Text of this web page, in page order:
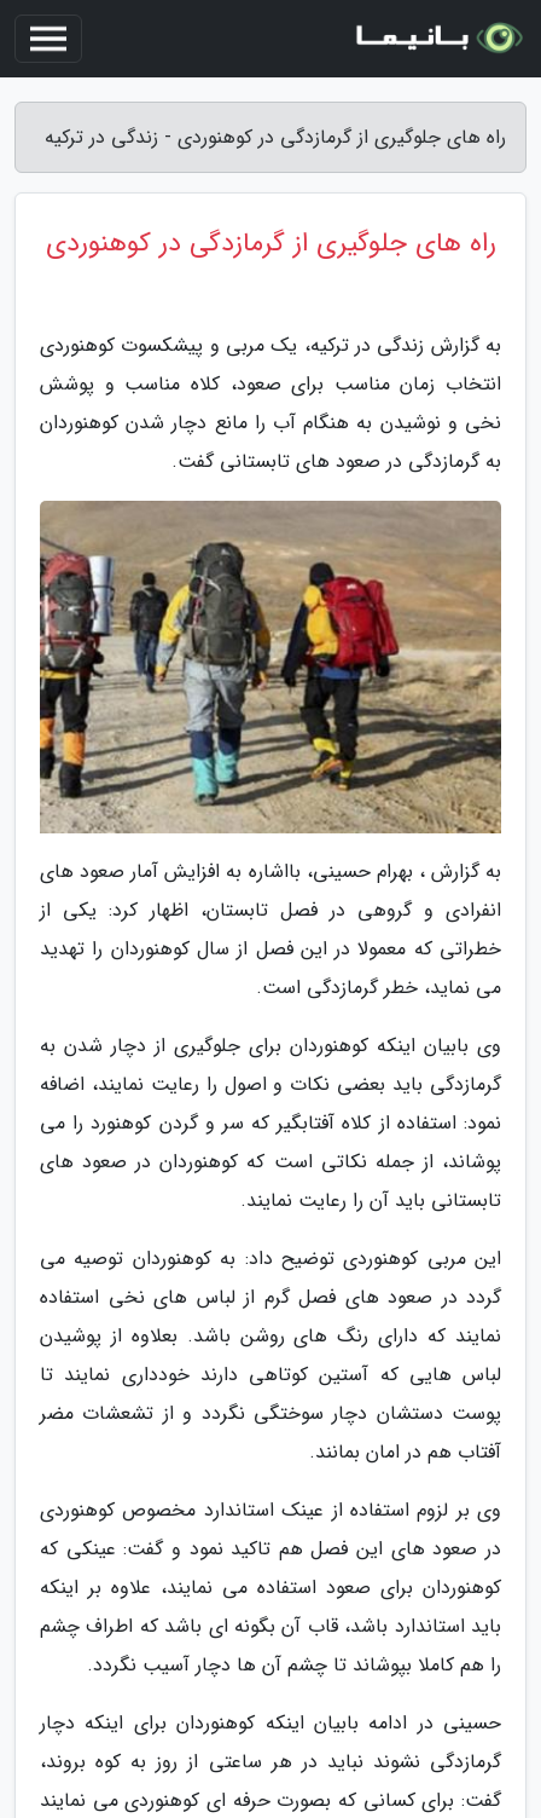
راه های جلوگیری از گرمازدگی در کوهنوردی - زندگی در ترکیه
راه های جلوگیری از گرمازدگی در کوهنوردی
به گزارش زندگی در ترکیه، یک مربی و پیشکسوت کوهنوردی
انتخاب زمان مناسب برای صعود، کلاه مناسب و پوشش
نخی و نوشیدن به هنگام آب را مانع دچار شدن کوهنوردان
به گرمازدگی در صعود های تابستانی گفت.
به گزارش ، بهرام حسینی، بااشاره به افزایش آمار صعود های
انفرادی و گروهی در فصل تابستان، اظهار کرد: یکی از
خطراتی که معمولا در این فصل از سال کوهنوردان را تهدید
می نماید، خطر گرمازدگی است.
وی بابیان اینکه کوهنوردان برای جلوگیری از دچار شدن به
گرمازدگی باید بعضی نکات و اصول را رعایت نمایند، اضافه
نمود: استفاده از کلاه آفتابگیر که سر و گردن کوهنورد را می
پوشاند، از جمله نکاتی است که کوهنوردان در صعود های
تابستانی باید آن را رعایت نمایند.
این مربی کوهنوردی توضیح داد: به کوهنوردان توصیه می
گردد در صعود های فصل گرم از لباس های نخی استفاده
نمایند که دارای رنگ های روشن باشد. بعلاوه از پوشیدن
لباس هایی که آستین کوتاهی دارند خودداری نمایند تا
پوست دستشان دچار سوختگی نگردد و از تشعشات مضر
آفتاب هم در امان بمانند.
وی بر لزوم استفاده از عینک استاندارد مخصوص کوهنوردی
در صعود های این فصل هم تاکید نمود و گفت: عینکی که
کوهنوردان برای صعود استفاده می نمایند، علاوه بر اینکه
باید استاندارد باشد، قاب آن بگونه ای باشد که اطراف چشم
را هم کاملا بپوشاند تا چشم آن ها دچار آسیب نگردد.
حسینی در ادامه بابیان اینکه کوهنوردان برای اینکه دچار
گرمازدگی نشوند نباید در هر ساعتی از روز به کوه بروند،
گفت: برای کسانی که بصورت حرفه ای کوهنوردی می نمایند